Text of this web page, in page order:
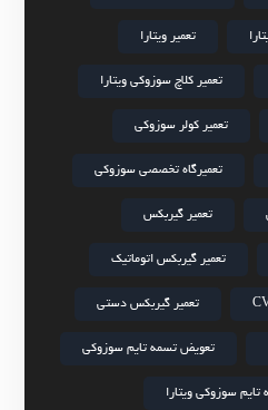
تعمیر ویتارا
تعمیر کلاچ سوزوکی ویتارا
تعمیر کولر سوزوکی
تعمیرگاه تخصصی سوزوکی
تعمیر گیربکس
تعمیر گیربکس اتوماتیک
تعمیر گیربکس دستی
تعویض تسمه تایم سوزوکی
سوزوکی ویتارا